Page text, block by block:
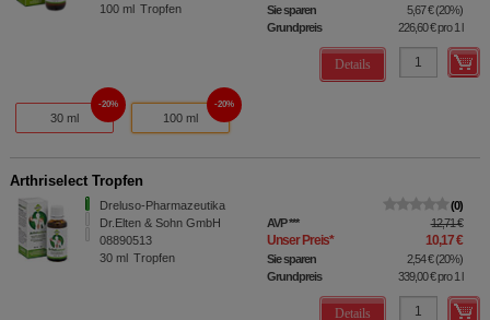
100 ml Tropfen Sie sparen 5,67 €(20%)
Grundpreis
226,60 €pro 1 l
Details
30 ml
20%
100 ml
20%
Arthriselect Tropfen
Dreluso-Pharmazeutika
Dr.Elten & Sohn GmbH
08890513
30 ml Tropfen
0
AVP*** 12,71 €
Unser Preis* 10,17 €
Sie sparen 2,54 €(20%)
Grundpreis
339,00 €pro 1 l
Details